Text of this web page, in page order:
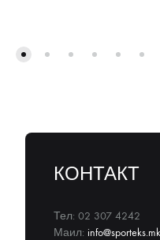
КОНТАКТ
Тел: 02 307 4242
Маил: info@sporteks.mk